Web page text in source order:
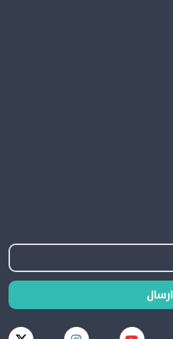
ارسال